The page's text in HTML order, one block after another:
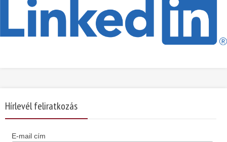
Hírlevél feliratkozás
E-mail cím